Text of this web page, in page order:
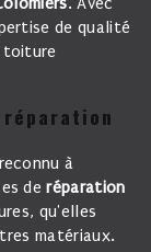
de qualité
toiture
réparation
à
deréparation
qu'elles
matériaux.